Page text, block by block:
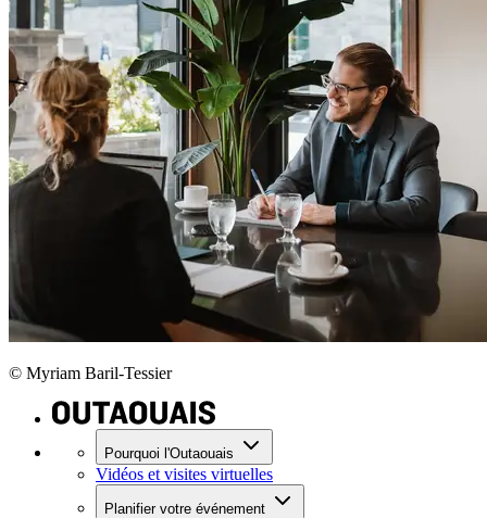
© Myriam Baril-Tessier
Pourquoi l'Outaouais
Vidéos et visites virtuelles
Planifier votre événement